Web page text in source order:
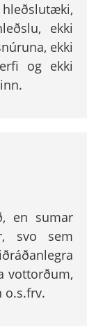
ekki
ekki
og ekki
en sumar
svo sem
vottorðum,
o.s.frv.